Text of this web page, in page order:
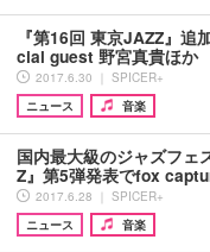
『第16回 東京JAZZ』
cial guest 野宮真貴ほか
2017.6.30 ｜ SPICER+
ニュース
音楽
国内最大級のジャズフェ
Z』第5弾発表でfox
2017.6.28 ｜ SPICER+
ニュース
音楽